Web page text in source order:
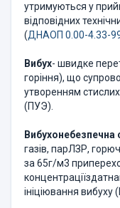
утримуються у
відповідних
(ДНАОП 0.00-4.33-
Вибух- швидке
горіння), що
утворенням
(ПУЭ).
Вибухонебезпечна
газів, парЛЗР,
за 65г/м3
ініціювання вибуху